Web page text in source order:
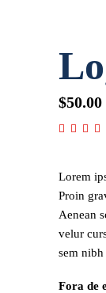
$50.00
em
de
Lorem
Proin
Aenean
velur
sem
Fora de